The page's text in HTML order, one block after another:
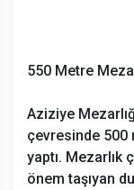
550 Metre
Aziziye
çevresinde 500
yaptı. Mezarlık
önem taşıyan